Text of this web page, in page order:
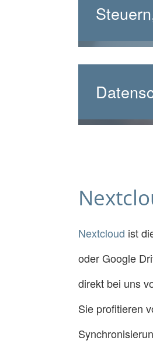
Nextcloud ist
oder Google
direkt bei uns
Sie profitieren